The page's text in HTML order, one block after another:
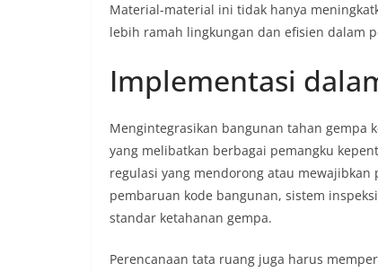
Material-material ini tidak hanya
lebih ramah lingkungan dan efisien dalam
Implementasi
Mengintegrasikan bangunan tahan gempa
yang melibatkan berbagai pemangku
regulasi yang mendorong atau
pembaruan kode bangunan, sistem
standar ketahanan gempa.
Perencanaan tata ruang juga harus